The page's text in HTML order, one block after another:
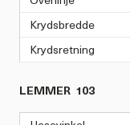
Krydsbredde
Krydsretning
LEMMER 103